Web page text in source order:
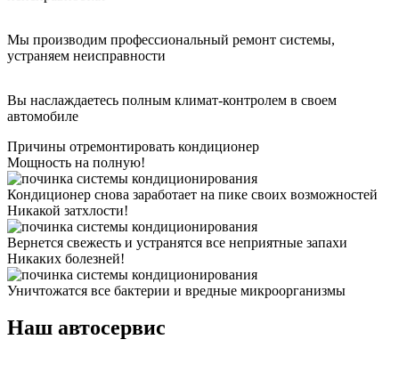
Мы производим профессиональный ремонт системы,
устраняем неисправности
Вы наслаждаетесь полным климат-контролем в своем
автомобиле
Причины отремонтировать кондиционер
Мощность на полную!
Кондиционер снова заработает на пике своих возможностей
Никакой затхлости!
Вернется свежесть и устранятся все неприятные запахи
Никаких болезней!
Уничтожатся все бактерии и вредные микроорганизмы
Наш автосервис